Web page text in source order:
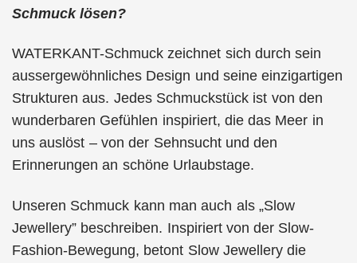
Schmuck lösen?
WATERKANT-Schmuck zeichnet sich durch sein
aussergewöhnliches Design und seine einzigartigen
Strukturen aus. Jedes Schmuckstück ist von den
wunderbaren Gefühlen inspiriert, die das Meer in
uns auslöst – von der Sehnsucht und den
Erinnerungen an schöne Urlaubstage.
Unseren Schmuck kann man auch als „Slow
Jewellery” beschreiben. Inspiriert von der Slow-
Fashion-Bewegung, betont Slow Jewellery die